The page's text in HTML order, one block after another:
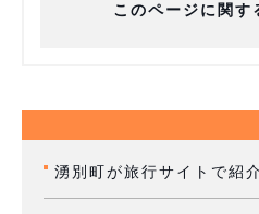
このページに関す
湧別町が旅行サイトで紹